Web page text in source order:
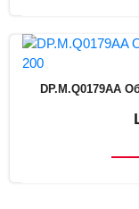
DP.M.Q0179AA